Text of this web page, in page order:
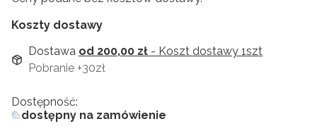
Koszty dostawy
Dostawa od 200,00 zł - Koszt dostawy 1szt
Pobranie +30zł
Dostępność:
dostępny na zamówienie